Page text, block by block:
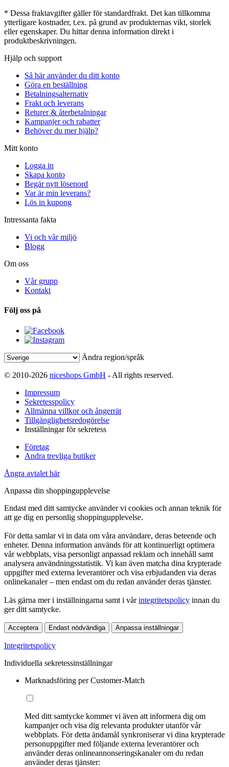
* Dessa fraktavgifter gäller för standardfrakt. Det kan tillkomma
ytterligare kostnader, t.ex. på grund av produkternas vikt, storlek
eller egenskaper. Du hittar denna information direkt i
produktbeskrivningen.
Hjälp och support
Så här använder du ditt konto
Göra en beställning
Betalningsalternativ
Frakt och leverans
Returer & återbetalningar
Kampanjer och rabatter
Behöver du mer hjälp?
Mitt konto
Logga in
Skapa konto
Begär nytt lösenord
Var är min leverans?
Lös in kupong
Intressanta fakta
Vi och vår miljö
Blogg
Om oss
Vår grupp
Kontakt
Följ oss på
Ändra region/språk
© 2010-2026 niceshops GmbH - All rights reserved.
Impressum
Sekretesspolicy
Allmänna villkor och ångerrät
Tillgänglighetsredogörelse
Inställningar för sekretess
Företag
Andra trevliga butiker
Ångra avtalet här
Anpassa din shoppingupplevelse
Endast med ditt samtycke använder vi cookies och annan teknik för
att ge dig en personlig shoppingupplevelse.
För detta samlar vi in data om våra användare, deras beteende och
enheter. Denna information används för att kontinuerligt optimera
vår webbplats, visa personligt anpassad reklam och innehåll samt
analysera användningsstatistik. Vi kan även matcha dina krypterade
uppgifter med externa leverantörer och visa erbjudanden via deras
onlinekanaler – men endast om du redan använder deras tjänster.
Läs gärna mer i inställningarna samt i vårintegritetspolicy innan du
ger ditt samtycke.
Acceptera Endast nödvändiga Anpassa inställningar
Integritetspolicy
Individuella sekretessinställningar
Marknadsföring per Customer-Match
Med ditt samtycke kommer vi även att informera dig om
kampanjer och visa dig relevanta produkter utanför vår
webbplats. För detta ändamål synkroniserar vi dina krypterade
personuppgifter med följande externa leverantörer och
använder deras onlineannonseringskanaler om du redan
använder deras tjänster: